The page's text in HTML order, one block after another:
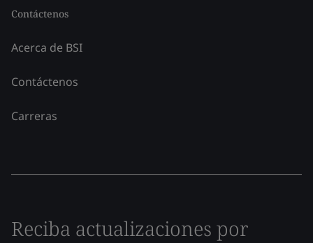
Contáctenos
Acerca de BSI
Contáctenos
Carreras
Reciba actualizaciones por